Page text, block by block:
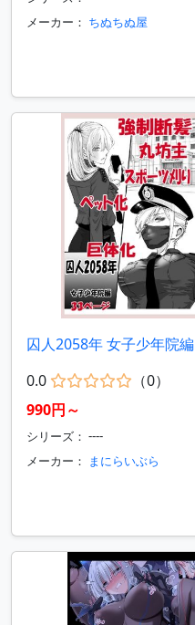
メーカー： ちぬちぬ屋
囚人2058年 女子少年院編
0.0
（0）
990円～
シリーズ： ----
メーカー： まにらいぶら